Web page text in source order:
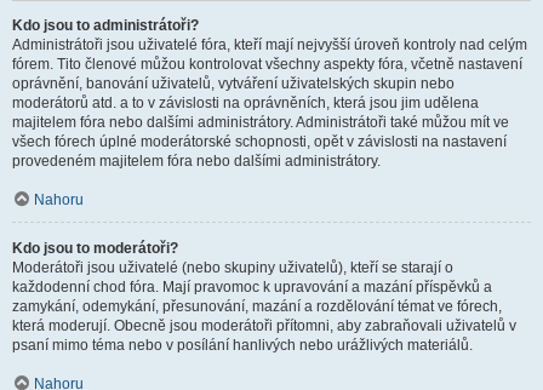
Kdo jsou to administrátoři?
Administrátoři jsou uživatelé fóra, kteří mají nejvyšší úroveň kontroly nad celým
fórem. Tito členové můžou kontrolovat všechny aspekty fóra, včetně nastavení
oprávnění, banování uživatelů, vytváření uživatelských skupin nebo
moderátorů atd. a to v závislosti na oprávněních, která jsou jim udělena
majitelem fóra nebo dalšími administrátory. Administrátoři také můžou mít ve
všech fórech úplné moderátorské schopnosti, opět v závislosti na nastavení
provedeném majitelem fóra nebo dalšími administrátory.
Nahoru
Kdo jsou to moderátoři?
Moderátoři jsou uživatelé (nebo skupiny uživatelů), kteří se starají o
každodenní chod fóra. Mají pravomoc k upravování a mazání příspěvků a
zamykání, odemykání, přesunování, mazání a rozdělování témat ve fórech,
která moderují. Obecně jsou moderátoři přítomni, aby zabraňovali uživatelů v
psaní mimo téma nebo v posílání hanlivých nebo urážlivých materiálů.
Nahoru